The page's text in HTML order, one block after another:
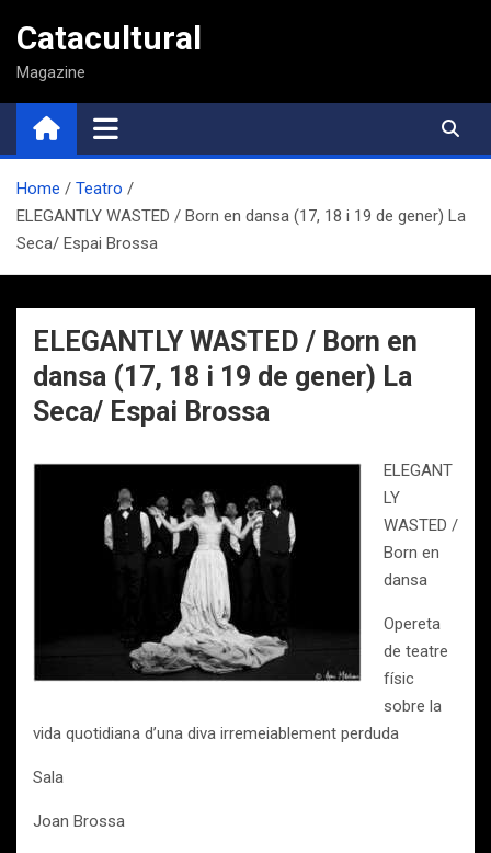
contenido
Catacultural
Magazine
Home
Teatro
ELEGANTLY WASTED / Born en dansa (17, 18 i 19 de gener) La
Seca/ Espai Brossa
ELEGANTLY WASTED / Born en
dansa (17, 18 i 19 de gener) La
Seca/ Espai Brossa
ELEGANT
LY
WASTED /
Born en
dansa
Opereta
de teatre
físic
sobre la
vida quotidiana d’una diva irremeiablement perduda
Sala
Joan Brossa